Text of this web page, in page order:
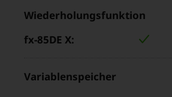
im
Bereich
Wert
für
X“
Wiederholungsfunktion
Variablenspeicher